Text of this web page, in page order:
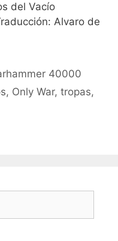
del Vacío
Alvaro de
40000
, Only War,tropas,